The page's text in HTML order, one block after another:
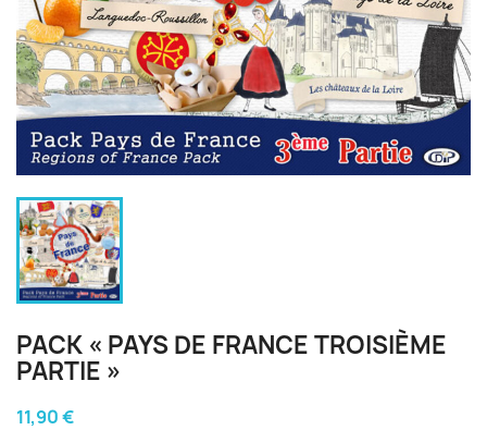
PACK « PAYS DE FRANCE TROISIÈME
PARTIE »
11,90 €